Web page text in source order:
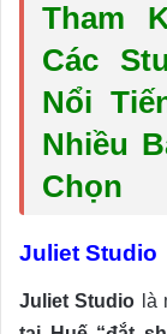
Tham
Các
Nổi
Nhiều
Chọn
Juliet Studio
Juliet Studio là